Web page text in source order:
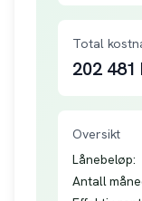
Total
202 481
Oversikt
Lånebeløp:
Antall